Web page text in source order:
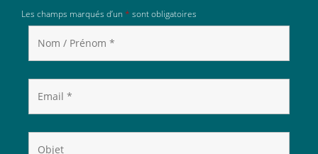
Les champs marqués d’un * sont obligatoires